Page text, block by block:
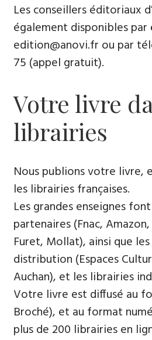
Les conseillers éditoriaux
également disponibles par
edition@anovi.fr ou par
75 (appel gratuit).
Votre livre
librairies
Nous publions votre livre,
les librairies françaises​.
Les grandes enseignes
partenaires (Fnac,
Furet, Mollat), ainsi que
distribution (Espaces
Auchan), et les librairies
Votre livre est diffusé au
Broché), et au format
plus de 200 librairies en